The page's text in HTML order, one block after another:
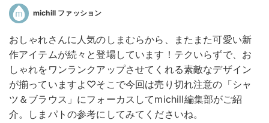
michill ファッション
おしゃれさんに人気のしまむらから、またまた可愛い新
作アイテムが続々と登場しています！テクいらずで、お
しゃれをワンランクアップさせてくれる素敵なデザイン
が揃っていますよ♡そこで今回は売り切れ注意の「シャ
ツ＆ブラウス」にフォーカスしてmichill編集部がご紹
介。しまパトの参考にしてみてくださいね。